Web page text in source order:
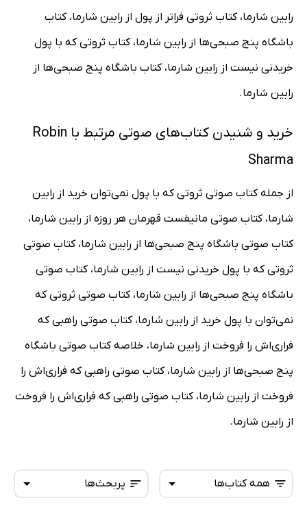
رابین شارما، کتاب ثروتی فراتر از پول از رابین شارما، کتاب
باشگاه پنج صبحی‌ها از رابین شارما، کتاب ثروتی که با پول
خریدنی نیست از رابین شارما، کتاب باشگاه پنج صبحی‌ها از
رابین شارما.
خرید و شنیدن کتاب‌های صوتی مرتبط با Robin
Sharma
از جمله کتاب صوتی ثروتی که با پول نمی‌توان خرید از رابین
شارما، کتاب صوتی مانیفست قهرمان هر روزه از رابین شارما،
کتاب صوتی باشگاه پنج صبحی‌ها از رابین شارما، کتاب صوتی
ثروتی که با پول خریدنی نیست از رابین شارما، کتاب صوتی
باشگاه پنج صبحی‌ها از رابین شارما، کتاب صوتی ثروتی که
نمی‌توان با پول خرید از رابین شارما، کتاب صوتی راهبی که
فراری‌اش را فروخت از رابین شارما، خلاصه کتاب صوتی باشگاه
پنج صبحی‌ها از رابین شارما، کتاب صوتی راهبی که فراری‌اش را
فروخت از رابین شارما، کتاب صوتی راهبی که فراری‌اش را فروخت
از رابین شارما.
پربحث‌ها همه کتاب‌ها